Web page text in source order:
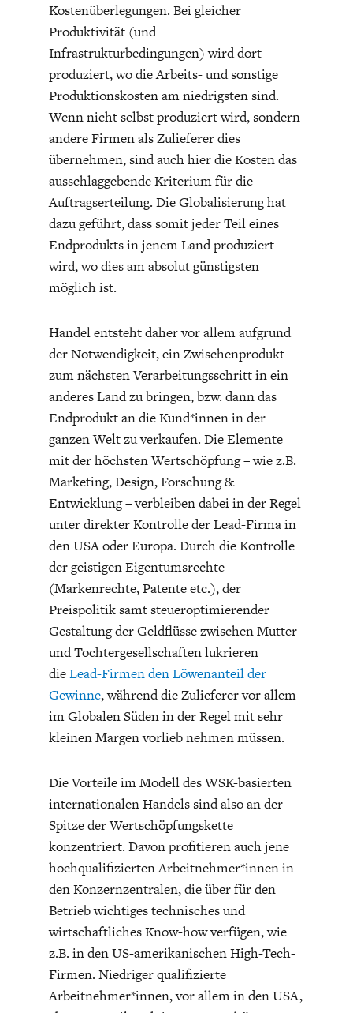
FACHKRÄFTEMANGEL
GESUNDHEITSWESEN
DIE NÄCHSTE STUFE DER
GLOBALISIERUNG
GERMANOMICS
FINANZMÄRKTE
GESELLSCHAFT
HÖRSAAL
Kostenüberlegungen. Bei gleicher
Produktivität (und
Infrastrukturbedingungen) wird dort
produziert, wo die Arbeits- und sonstige
Produktionskosten am niedrigsten sind.
Wenn nicht selbst produziert wird, sondern
andere Firmen als Zulieferer dies
übernehmen, sind auch hier die Kosten das
ausschlaggebende Kriterium für die
Auftragserteilung. Die Globalisierung hat
dazu geführt, dass somit jeder Teil eines
Endprodukts in jenem Land produziert
wird, wo dies am absolut günstigsten
möglich ist.
Handel entsteht daher vor allem aufgrund
der Notwendigkeit, ein Zwischenprodukt
zum nächsten Verarbeitungsschritt in ein
anderes Land zu bringen, bzw. dann das
Endprodukt an die Kund*innen in der
ganzen Welt zu verkaufen. Die Elemente
mit der höchsten Wertschöpfung – wie z.B.
Marketing, Design, Forschung &
Entwicklung – verbleiben dabei in der Regel
unter direkter Kontrolle der Lead-Firma in
den USA oder Europa. Durch die Kontrolle
der geistigen Eigentumsrechte
(Markenrechte, Patente etc.), der
Preispolitik samt steueroptimierender
Gestaltung der Geldflüsse zwischen Mutter-
und Tochtergesellschaften lukrieren
dieLead-Firmen den Löwenanteil der
Gewinne, während die Zulieferer vor allem
im Globalen Süden in der Regel mit sehr
kleinen Margen vorlieb nehmen müssen.
Die Vorteile im Modell des WSK-basierten
internationalen Handels sind also an der
Spitze der Wertschöpfungskette
konzentriert. Davon profitieren auch jene
hochqualifizierten Arbeitnehmer*innen in
den Konzernzentralen, die über für den
Betrieb wichtiges technisches und
wirtschaftliches Know-how verfügen, wie
z.B. in den US-amerikanischen High-Tech-
Firmen. Niedriger qualifizierte
Arbeitnehmer*innen, vor allem in den USA,